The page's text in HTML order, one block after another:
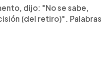
dijo: "No se sabe,
(del retiro)". Palabras